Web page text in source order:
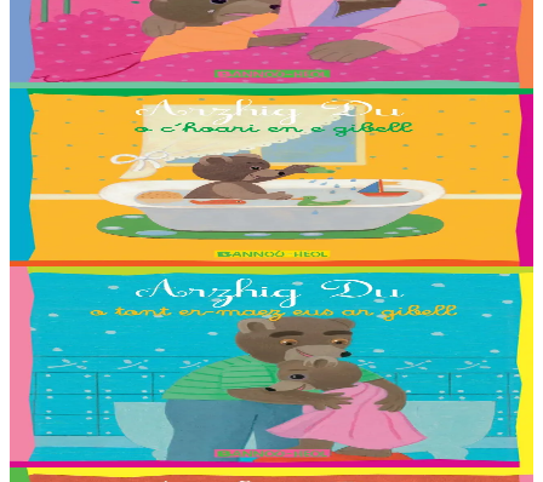
Traduction : Adélie, Antonin, Baptiste, Estelle, Gael, Lena, Rieulle,
Roxanne et Steven Ollivier.
En stock2,03 €
2 ans et plus
Bannoù-heol
Petit Ours Brun joue dans son bain
Traduction : Malo, Sara, Loane, Thomas ha Jakez-Erwan Mouton.
En stock
2 ans et plus
Bannoù-heol
Petit Ours Brun sort du bain
Traduction : Killian, Louliya, Maelle, Malo G., Malo M., Romaric,
Shana, Stevan et Nadège Monfort.
En stock2,03 €
2 ans et plus